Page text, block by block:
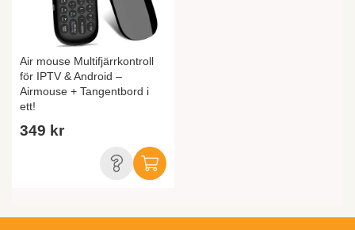
Air mouse Multifjärrkontroll
för IPTV & Android –
Airmouse + Tangentbord i
ett!
349 kr